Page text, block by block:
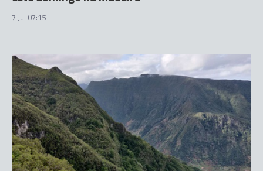
7 Jul 07:15